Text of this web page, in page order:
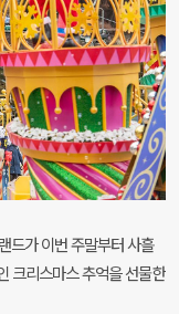
드가 이번 주말부터 사흘
크리스마스 추억을 선물한